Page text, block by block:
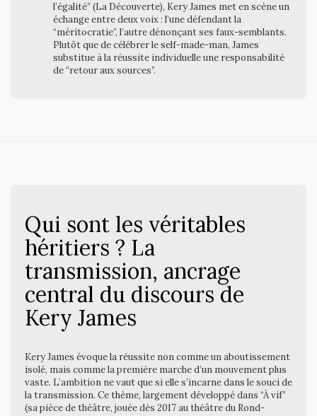
l’égalité” (La Découverte), Kery James met en scène un
échange entre deux voix : l’une défendant la
“méritocratie”, l’autre dénonçant ses faux-semblants.
Plutôt que de célébrer le self-made-man, James
substitue à la réussite individuelle une responsabilité
de “retour aux sources”.
Qui sont les véritables
héritiers ? La
transmission, ancrage
central du discours de
Kery James
Kery James évoque la réussite non comme un aboutissement
isolé, mais comme la première marche d’un mouvement plus
vaste. L’ambition ne vaut que si elle s’incarne dans le souci de
la transmission. Ce thème, largement développé dans “À vif”
(sa pièce de théâtre, jouée dès 2017 au théâtre du Rond-